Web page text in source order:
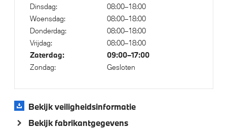
Alarmsysteem klasse 3 (VbV/SCM)
Achteruitrijcamera
Active Cruise Control
Parking Assistant
Regensensor
Aandrijving en onderstel
Dinsdag:
08:00–18:00
Woensdag:
08:00–18:00
Donderdag:
08:00–18:00
Vrijdag:
08:00–18:00
Zaterdag: 09:00–17:00
Zondag: Gesloten
Bekijk veiligheidsinformatie
Bekijk fabrikantgegevens